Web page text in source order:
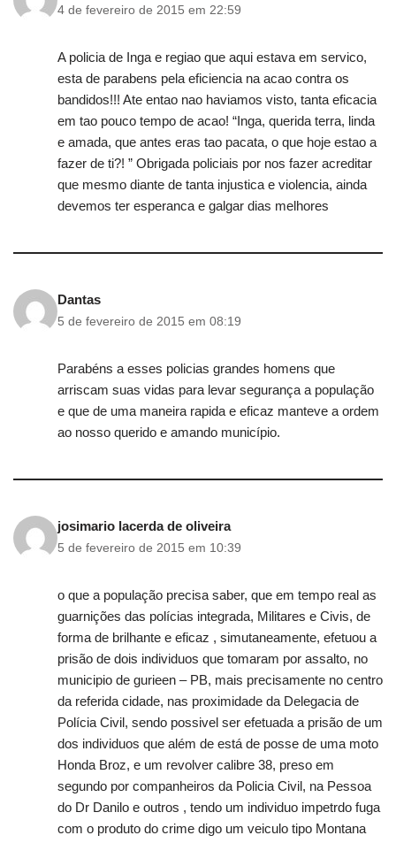
4 de fevereiro de 2015 em 22:59
A policia de Inga e regiao que aqui estava em servico,
esta de parabens pela eficiencia na acao contra os
bandidos!!! Ate entao nao haviamos visto, tanta eficacia
em tao pouco tempo de acao! “Inga, querida terra, linda
e amada, que antes eras tao pacata, o que hoje estao a
fazer de ti?! ” Obrigada policiais por nos fazer acreditar
que mesmo diante de tanta injustica e violencia, ainda
devemos ter esperanca e galgar dias melhores
Dantas
5 de fevereiro de 2015 em 08:19
Parabéns a esses policias grandes homens que
arriscam suas vidas para levar segurança a população
e que de uma maneira rapida e eficaz manteve a ordem
ao nosso querido e amando município.
josimario lacerda de oliveira
5 de fevereiro de 2015 em 10:39
o que a população precisa saber, que em tempo real as
guarnições das polícias integrada, Militares e Civis, de
forma de brilhante e eficaz , simutaneamente, efetuou a
prisão de dois individuos que tomaram por assalto, no
municipio de gurieen – PB, mais precisamente no centro
da referida cidade, nas proximidade da Delegacia de
Polícia Civil, sendo possivel ser efetuada a prisão de um
dos individuos que além de está de posse de uma moto
Honda Broz, e um revolver calibre 38, preso em
segundo por companheiros da Policia Civil, na Pessoa
do Dr Danilo e outros , tendo um individuo impetrdo fuga
com o produto do crime digo um veiculo tipo Montana